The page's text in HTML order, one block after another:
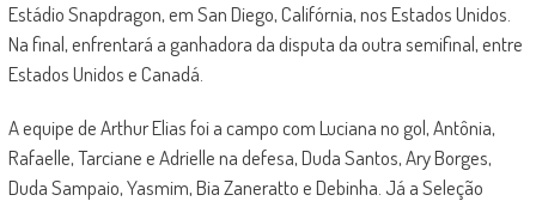
Estádio Snapdragon, em San Diego, Califórnia, nos Estados Unidos.
Na final, enfrentará a ganhadora da disputa da outra semifinal, entre
Estados Unidos e Canadá.
A equipe de Arthur Elias foi a campo com Luciana no gol, Antônia,
Rafaelle, Tarciane e Adrielle na defesa, Duda Santos, Ary Borges,
Duda Sampaio, Yasmim, Bia Zaneratto e Debinha. Já a Seleção